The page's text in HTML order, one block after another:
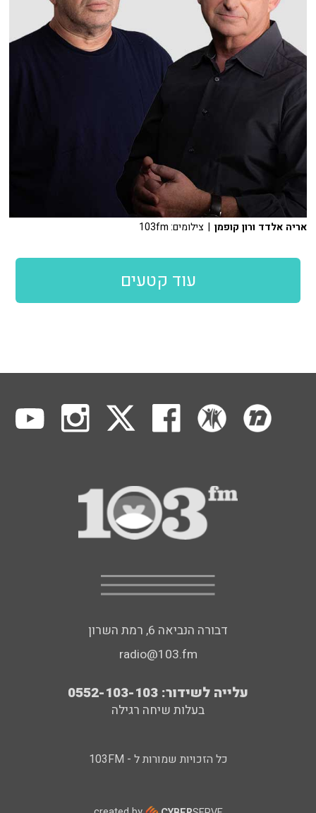
אריה אלדד ורון קופמן | צילומים: 103fm
עוד קטעים
דבורה הנביאה 6, רמת השרון
radio@103.fm
עלייה לשידור: 0552-103-103
בעלות שיחה רגילה
כל הזכויות שמורות ל - 103FM